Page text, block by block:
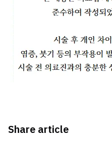
Share article